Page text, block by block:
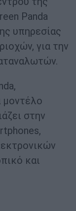
Panda
υπηρεσίας
για την
μοντέλο
στην
και